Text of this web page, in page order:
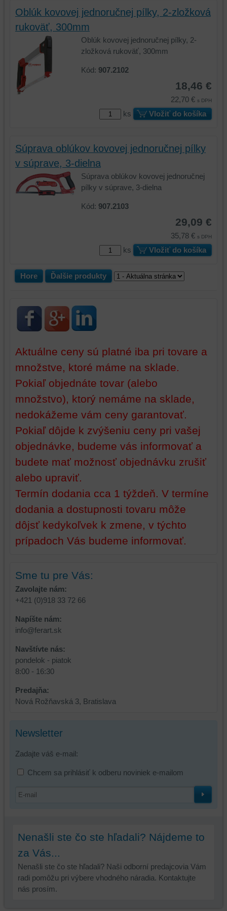
Oblúk kovovej jednoručnej pílky, 2-zložková
rukoväť, 300mm
Oblúk kovovej jednoručnej pílky, 2-
zložková rukoväť, 300mm
Kód: 907.2102
18,46 €
22,70 € s DPH
ks Vložiť do košíka
Súprava oblúkov kovovej jednoručnej pílky
v súprave, 3-dielna
Súprava oblúkov kovovej jednoručnej
pílky v súprave, 3-dielna
Kód: 907.2103
29,09 €
35,78 € s DPH
ks Vložiť do košíka
Hore Ďalšie produkty
Aktuálne ceny sú platné iba pri tovare a
množstve, ktoré máme na sklade.
Pokiaľ objednáte tovar (alebo
množstvo), ktorý nemáme na sklade,
nedokážeme vám ceny garantovať.
Pokiaľ dôjde k zvýšeniu ceny pri vašej
objednávke, budeme vás informovať a
budete mať možnosť objednávku zrušiť
alebo upraviť.
Termín dodania cca 1 týždeň. V termíne
dodania a dostupnosti tovaru môže
dôjsť kedykoľvek k zmene, v týchto
prípadoch Vás budeme informovať.
Sme tu pre Vás:
Zavolajte nám:
+421 (0)918 33 72 66
Napíšte nám:
info@ferart.sk
Navštívte nás:
pondelok - piatok
8:00 - 16:30
Predajňa:
Nová Rožňavská 3, Bratislava
Newsletter
Zadajte váš e-mail:
Chcem sa prihlásiť k odberu noviniek e-mailom
Nenašli ste čo ste hľadali? Nájdeme to
za Vás...
Nenašli ste čo ste hľadali? Naši odborní predajcovia Vám
radi pomôžu pri výbere vhodného náradia. Kontaktujte
nás prosím.
úložiská
prehliadača)
identifikáciu
vašej
relácie
a
dosiahnutie
z
prehliadania
a
zabezpečenia.
prehliadača),
aby
mohli
poskytovať
doplnkové
funkcie,
ktoré
prehliadania,
ukladať
niektoré
z
vašich
používateľský
účet
prihlásenia,
používať
a/alebo
tretích
strán,
atď.